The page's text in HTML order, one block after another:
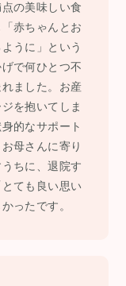
の美味しい食
赤ちゃんとお
うに」という
で何ひとつ不
ました。お産
を抱いてしま
的なサポート
母さんに寄り
ちに、退院す
ても良い思い
ったです。